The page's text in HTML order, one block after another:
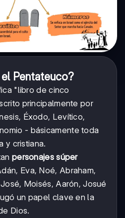
Pentateuco?
"libro de cinco
principalmente por
Éxodo, Levítico,
- básicamente toda
y cristiana.
personajes súper
Eva, Noé, Abraham,
Moisés, Aarón, Josué
un papel clave en la
Dios.